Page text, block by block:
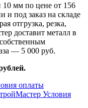
10 мм по цене от 156
и под заказ на складе
отгрузка, резка,
доставит металл в
— 5 000 руб.
оплаты
Условия